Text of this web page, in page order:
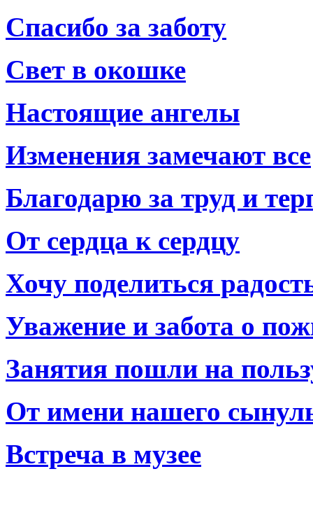
Спасибо за заботу
Свет в окошке
Настоящие ангелы
Изменения замечают все
Благодарю за труд и
От сердца к сердцу
Хочу поделиться
Уважение и забота о
Занятия пошли на
От имени нашего
Встреча в музее